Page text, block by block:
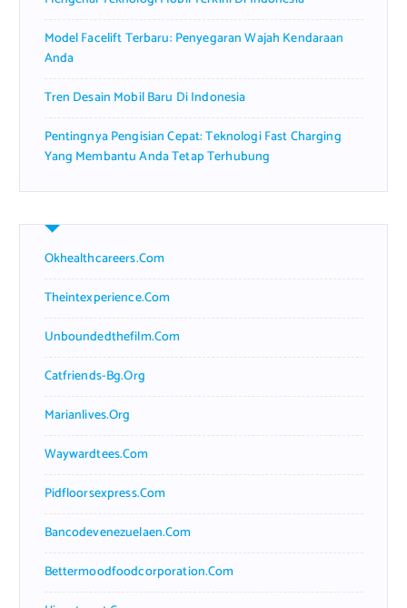
Model Facelift Terbaru: Penyegaran Wajah Kendaraan
Anda
Tren Desain Mobil Baru Di Indonesia
Pentingnya Pengisian Cepat: Teknologi Fast Charging
Yang Membantu Anda Tetap Terhubung
Okhealthcareers.com
Theintexperience.com
Unboundedthefilm.com
Catfriends-Bg.org
Marianlives.org
Waywardtees.com
Pidfloorsexpress.com
Bancodevenezuelaen.com
Bettermoodfoodcorporation.com